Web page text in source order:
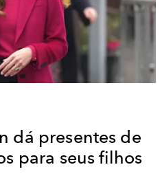
dá presentes de
para seus filhos